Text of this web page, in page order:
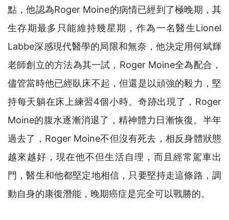
點，他認為Roger Moine的病情已經到了極晚期，其
生存期最多只能維持幾星期，作為一名醫生Lionel
Labbe深感現代醫學的局限和無奈，他決定用何斌輝
老師創立的方法為其一試，Roger Moine全為配合，
儘管當時他已經臥床不起，但還是以頑強的毅力，堅
持每天躺在床上練習4個小時。奇跡出現了，Roger
Moine的腹水逐漸消退了，精神體力日漸恢復。半年
過去了，Roger Moine不但沒有死去，相反身體狀態
越來越好，現在他不但生活自理，而且經常駕車出
門，醫生和他都堅定地相信，只要堅持走這條路，調
動自身的康復潛能，晚期癌症是完全可以戰勝的。